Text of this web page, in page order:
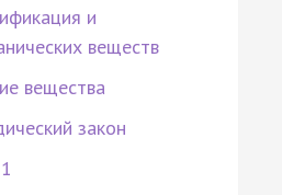
и
веществ
вещества
закон